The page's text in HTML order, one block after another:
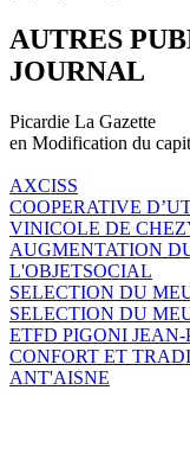
AUTRES
JOURNAL
Picardie La Gazette
en Modification du
AXCISS
COOPERATIVE
VINICOLE DE
AUGMENTATION
L'OBJETSOCIAL
SELECTION DU
SELECTION DU
ETFD PIGONI JEAN-
CONFORT ET
ANT'AISNE